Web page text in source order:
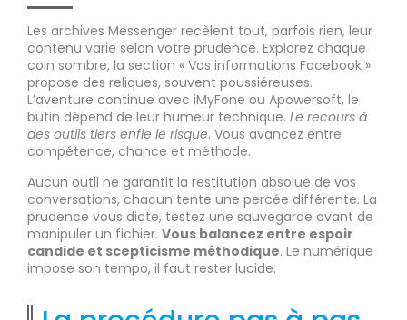
Les archives Messenger recèlent tout, parfois rien, leur
contenu varie selon votre prudence. Explorez chaque
coin sombre, la section « Vos informations Facebook »
propose des reliques, souvent poussiéreuses.
L’aventure continue avec iMyFone ou Apowersoft, le
butin dépend de leur humeur technique. Le recours à
des outils tiers enfle le risque. Vous avancez entre
compétence, chance et méthode.
Aucun outil ne garantit la restitution absolue de vos
conversations, chacun tente une percée différente. La
prudence vous dicte, testez une sauvegarde avant de
manipuler un fichier. Vous balancez entre espoir
candide et scepticisme méthodique. Le numérique
impose son tempo, il faut rester lucide.